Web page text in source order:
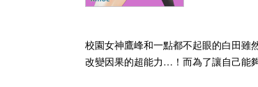
校園女神鷹峰和一點都不起眼的白田雖
改變因果的超能力…！而為了讓自己能